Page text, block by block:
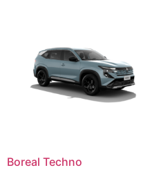
Boreal Techno